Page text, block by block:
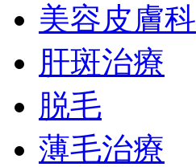
美容皮膚科
肝斑治療
脱毛
薄毛治療